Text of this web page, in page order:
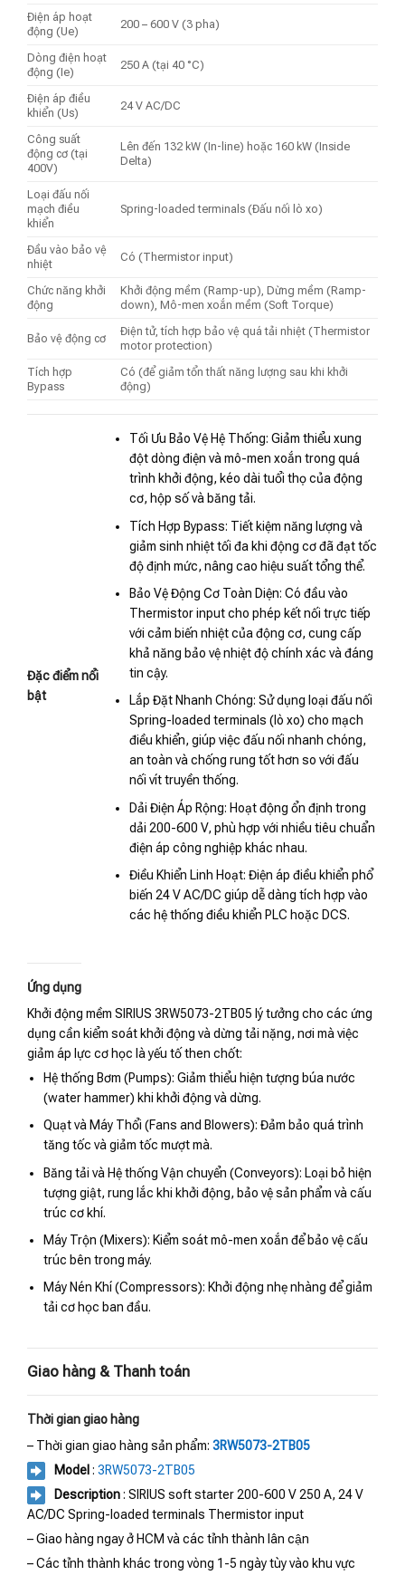
Điện áp hoạt
động (Ue)
200 – 600 V (3 pha)
Dòng điện hoạt
động (Ie)
250 A (tại 40 °C)
Điện áp điều
khiển (Us)
24 V AC/DC
Công suất
động cơ (tại
400V)
Lên đến 132 kW (In-line) hoặc 160 kW (Inside
Delta)
Loại đấu nối
mạch điều
khiển
Spring-loaded terminals (Đấu nối lò xo)
Đầu vào bảo vệ
nhiệt
Có (Thermistor input)
Chức năng khởi
động
Khởi động mềm (Ramp-up), Dừng mềm (Ramp-
down), Mô-men xoắn mềm (Soft Torque)
Bảo vệ động cơ
Điện tử, tích hợp bảo vệ quá tải nhiệt (Thermistor
motor protection)
Tích hợp
Bypass
Có (để giảm tổn thất năng lượng sau khi khởi
động)
Đặc điểm nổi
bật
Tối Ưu Bảo Vệ Hệ Thống: Giảm thiểu xung
đột dòng điện và mô-men xoắn trong quá
trình khởi động, kéo dài tuổi thọ của động
cơ, hộp số và băng tải.
Tích Hợp Bypass: Tiết kiệm năng lượng và
giảm sinh nhiệt tối đa khi động cơ đã đạt tốc
độ định mức, nâng cao hiệu suất tổng thể.
Bảo Vệ Động Cơ Toàn Diện: Có đầu vào
Thermistor input cho phép kết nối trực tiếp
với cảm biến nhiệt của động cơ, cung cấp
khả năng bảo vệ nhiệt độ chính xác và đáng
tin cậy.
Lắp Đặt Nhanh Chóng: Sử dụng loại đấu nối
Spring-loaded terminals (lò xo) cho mạch
điều khiển, giúp việc đấu nối nhanh chóng,
an toàn và chống rung tốt hơn so với đấu
nối vít truyền thống.
Dải Điện Áp Rộng: Hoạt động ổn định trong
dải 200-600 V, phù hợp với nhiều tiêu chuẩn
điện áp công nghiệp khác nhau.
Điều Khiển Linh Hoạt: Điện áp điều khiển phổ
biến 24 V AC/DC giúp dễ dàng tích hợp vào
các hệ thống điều khiển PLC hoặc DCS.
Ứng dụng
Khởi động mềm SIRIUS 3RW5073-2TB05 lý tưởng cho các ứng
dụng cần kiểm soát khởi động và dừng tải nặng, nơi mà việc
giảm áp lực cơ học là yếu tố then chốt:
Hệ thống Bơm (Pumps): Giảm thiểu hiện tượng búa nước
(water hammer) khi khởi động và dừng.
Quạt và Máy Thổi (Fans and Blowers): Đảm bảo quá trình
tăng tốc và giảm tốc mượt mà.
Băng tải và Hệ thống Vận chuyển (Conveyors): Loại bỏ hiện
tượng giật, rung lắc khi khởi động, bảo vệ sản phẩm và cấu
trúc cơ khí.
Máy Trộn (Mixers): Kiểm soát mô-men xoắn để bảo vệ cấu
trúc bên trong máy.
Máy Nén Khí (Compressors): Khởi động nhẹ nhàng để giảm
tải cơ học ban đầu.
Giao hàng & Thanh toán
Thời gian giao hàng
– Thời gian giao hàng sản phẩm: 3RW5073-2TB05
Model: 3RW5073-2TB05
Description: SIRIUS soft starter 200-600 V 250 A, 24 V
AC/DC Spring-loaded terminals Thermistor input
– Giao hàng ngay ở HCM và các tỉnh thành lân cận
– Các tỉnh thành khác trong vòng 1-5 ngày tùy vào khu vực